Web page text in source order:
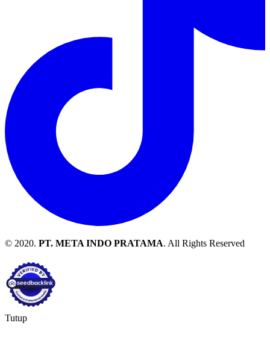
© 2020. PT. META INDO PRATAMA. All Rights Reserved
Tutup